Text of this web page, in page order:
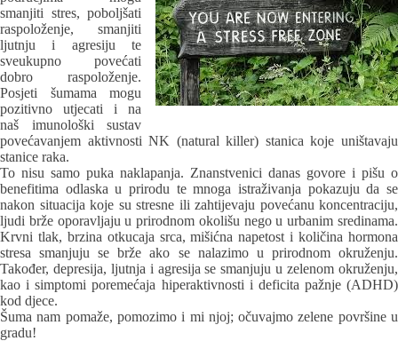
smanjiti stres, poboljšati
raspoloženje, smanjiti
ljutnju i agresiju te
sveukupno povećati
dobro raspoloženje.
Posjeti šumama mogu
pozitivno utjecati i na
naš imunološki sustav
povećavanjem aktivnosti NK (natural killer) stanica koje uništavaju
stanice raka.
To nisu samo puka naklapanja. Znanstvenici danas govore i pišu o
benefitima odlaska u prirodu te mnoga istraživanja pokazuju da se
nakon situacija koje su stresne ili zahtijevaju povećanu koncentraciju,
ljudi brže oporavljaju u prirodnom okolišu nego u urbanim sredinama.
Krvni tlak, brzina otkucaja srca, mišićna napetost i količina hormona
stresa smanjuju se brže ako se nalazimo u prirodnom okruženju.
Također, depresija, ljutnja i agresija se smanjuju u zelenom okruženju,
kao i simptomi poremećaja hiperaktivnosti i deficita pažnje (ADHD)
kod djece.
Šuma nam pomaže, pomozimo i mi njoj; očuvajmo zelene površine u
gradu!